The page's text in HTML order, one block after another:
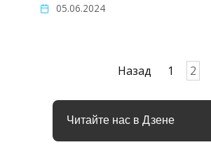
05.06.2024
Назад 1 2
Читайте нас в Дзене